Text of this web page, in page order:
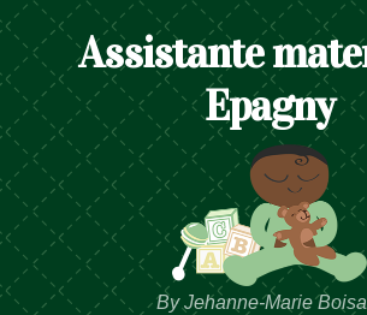
Assistante
Epagny
By Jehanne-Marie